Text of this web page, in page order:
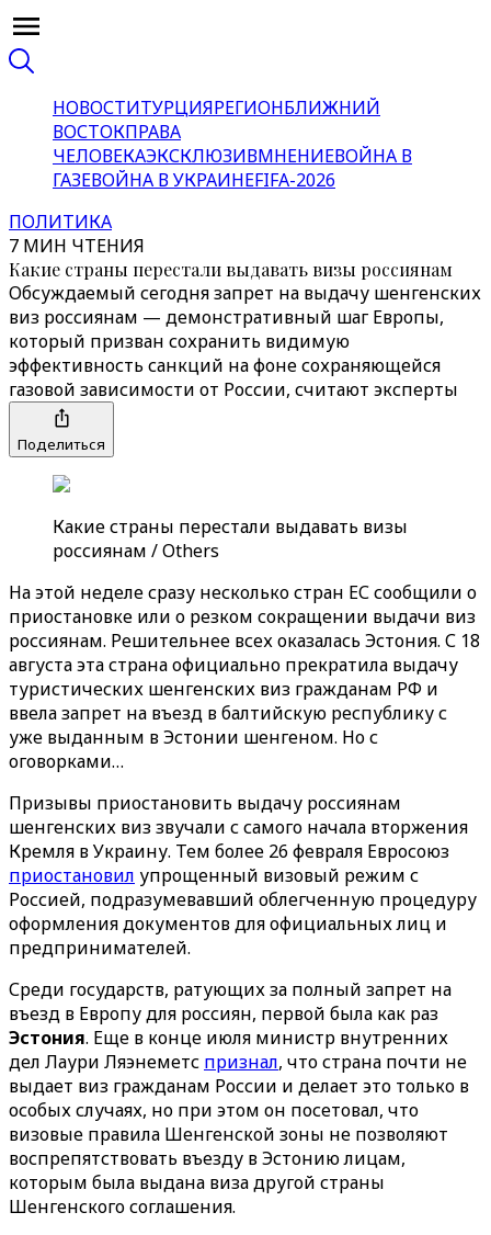
НОВОСТИТУРЦИЯРЕГИОНБЛИЖНИЙ
ВОСТОКПРАВА
ЧЕЛОВЕКАЭКСКЛЮЗИВМНЕНИЕВОЙНА В
ГАЗЕВОЙНА В УКРАИНЕFIFA-2026
ПОЛИТИКА
7 МИН ЧТЕНИЯ
Какие страны перестали выдавать визы россиянам
Обсуждаемый сегодня запрет на выдачу шенгенских
виз россиянам — демонстративный шаг Европы,
который призван сохранить видимую
эффективность санкций на фоне сохраняющейся
газовой зависимости от России, считают эксперты
Поделиться
Какие страны перестали выдавать визы
россиянам / Others
На этой неделе сразу несколько стран ЕС сообщили о
приостановке или о резком сокращении выдачи виз
россиянам. Решительнее всех оказалась Эстония. С 18
августа эта страна официально прекратила выдачу
туристических шенгенских виз гражданам РФ и
ввела запрет на въезд в балтийскую республику с
уже выданным в Эстонии шенгеном. Но с
оговорками…
Призывы приостановить выдачу россиянам
шенгенских виз звучали с самого начала вторжения
Кремля в Украину. Тем более 26 февраля Евросоюз
приостановил упрощенный визовый режим с
Россией, подразумевавший облегченную процедуру
оформления документов для официальных лиц и
предпринимателей.
Среди государств, ратующих за полный запрет на
въезд в Европу для россиян, первой была как раз
Эстония. Еще в конце июля министр внутренних
дел Лаури Ляэнеметс признал, что страна почти не
выдает виз гражданам России и делает это только в
особых случаях, но при этом он посетовал, что
визовые правила Шенгенской зоны не позволяют
воспрепятствовать въезду в Эстонию лицам,
которым была выдана виза другой страны
Шенгенского соглашения.